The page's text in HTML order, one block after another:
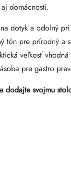
domácnosti.
dotyk a odolný pri
tón pre prírodný a
veľkosť
pre gastro
dodajte svojmu